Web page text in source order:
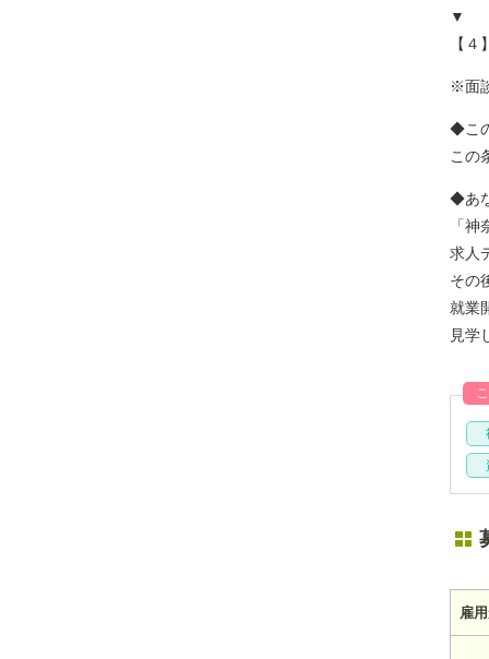
▼
【
※面
◆こ
この
◆あ
「
求人
その
就業
見学
雇